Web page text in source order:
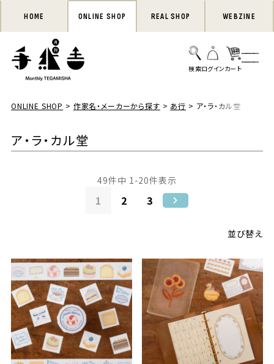
HOME ONLINE SHOP REAL SHOP WEBZINE
ONLINE SHOP 作家名・メーカーから探す あ行 ア・ラ・カル堂
ア・ラ・カル堂
並び替え
49件中 1 -20件表示
1 2 3